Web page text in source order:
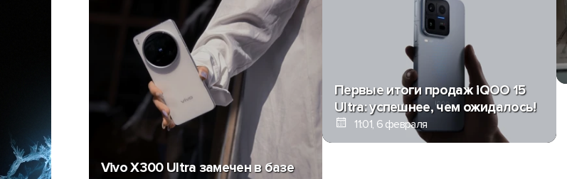
Vivo X300 Ultra замечен в базе
Первые итоги продаж iQOO 15
Ultra: успешнее, чем ожидалось!
11:01, 6 февраля